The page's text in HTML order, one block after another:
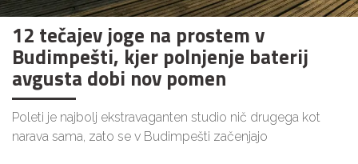
12 tečajev joge na prostem v
Budimpešti, kjer polnjenje baterij
avgusta dobi nov pomen
Poleti je najbolj ekstravaganten studio nič drugega kot
narava sama, zato se v Budimpešti začenjajo